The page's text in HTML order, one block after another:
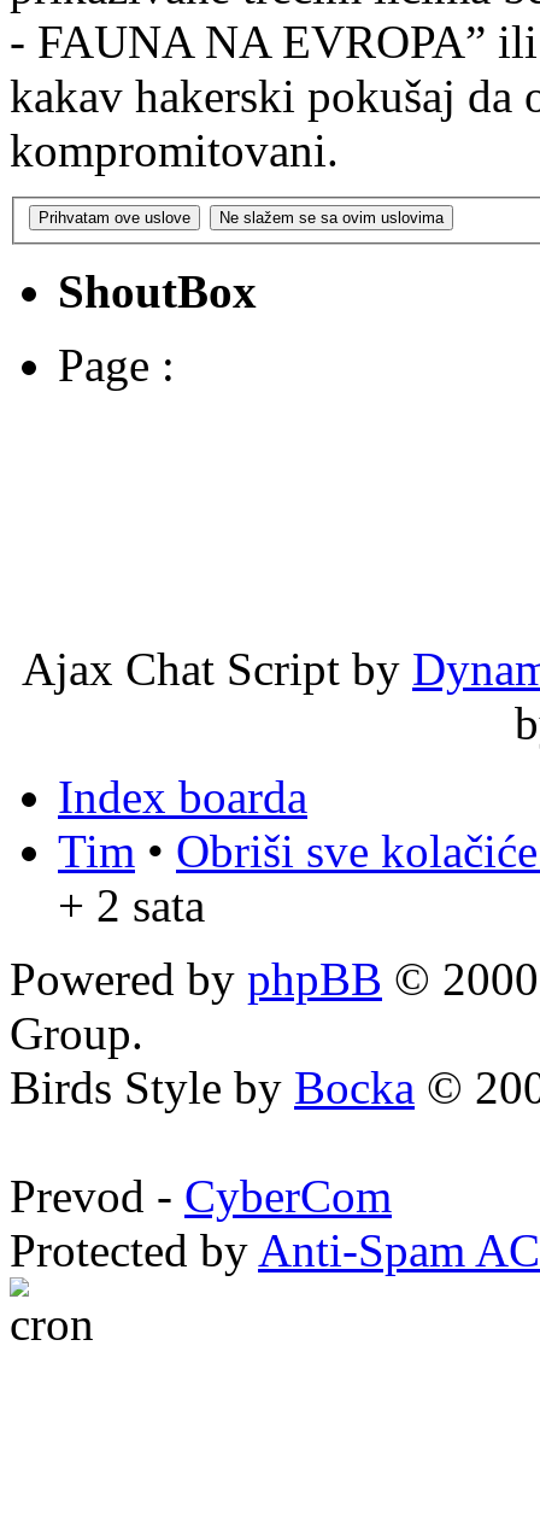
- FAUNA NA EVROPA”
kakav hakerski pokušaj da
kompromitovani.
ShoutBox
Page :
Ajax Chat Script by
Index boarda
Tim • Obriši sve
+ 2 sata
Powered by phpBB ©
Group.
Birds Style by Bocka ©
Prevod - CyberCom
Protected by Anti-Spam